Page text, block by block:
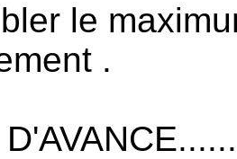
le
.